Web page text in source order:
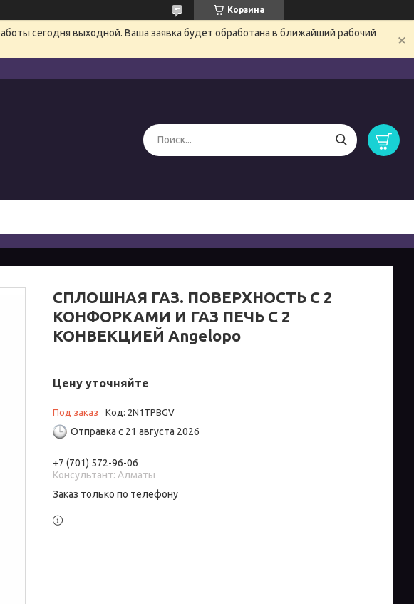
Корзина
сегодня выходной. Ваша заявка будет обработана в ближайший рабочий
СПЛОШНАЯ ГАЗ. ПОВЕРХНОСТЬ С 2
КОНФОРКАМИ И ГАЗ ПЕЧЬ С 2
КОНВЕКЦИЕЙ Angelopo
Цену уточняйте
Под заказ Код: 2N1TPBGV
Отправка с 21 августа 2026
+7 (701) 572-96-06
Консультант: Алматы
Заказ только по телефону